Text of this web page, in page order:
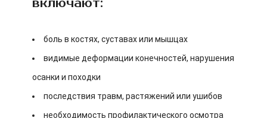
включают:
боль в костях, суставах или мышцах
видимые деформации конечностей, нарушения
осанки и походки
последствия травм, растяжений или ушибов
необходимость профилактического осмотра